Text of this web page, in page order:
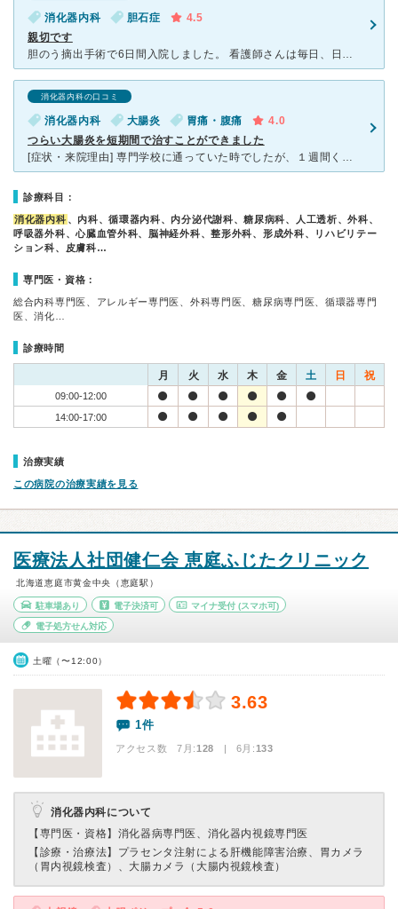
消化器内科 胆石症
4.5
親切です
胆のう摘出手術で6日間入院しました。 看護師さんは毎日、日中担当や夜間担当の挨拶を１人１人にしてくれます。親身になって痛みはないですか？など身体の調子も聞いて下さるので、何かあると話しやすいです。
消化器内科の口コミ
消化器内科 大腸炎 胃痛・腹痛
4.0
つらい大腸炎を短期間で治すことができました
[症状・来院理由] 専門学校に通っていた時でしたが、１週間くらいつらい腹痛が続いていました。 学校に行くこともできずに、自宅で療養していましたが、病院に行った日は夜中に寝られないくらいの腹痛が襲っ
診療科目：
消化器内科 、内科、循環器内科、内分泌代謝科、糖尿病科、人工透析、外科、
呼吸器外科、心臓血管外科、脳神経外科、整形外科、形成外科、リハビリテー
ション科、皮膚科…
専門医・資格：
総合内科専門医、アレルギー専門医、外科専門医、糖尿病専門医、循環器専門
医、消化…
診療時間
月 火 水 木 金 土 日 祝
09:00-12:00
14:00-17:00
治療実績
この病院の治療実績を見る
医療法人社団健仁会 恵庭ふじたクリニック
北海道恵庭市黄金中央（恵庭駅）
駐車場あり 電子決済可 マイナ受付 (スマホ可)
電子処方せん対応
土曜（〜12:00）
3.63
1件
アクセス数 7月:128 | 6月:133
消化器内科について
【専門医・資格】 消化器病専門医、消化器内視鏡専門医
【診療・治療法】 プラセンタ注射による肝機能障害治療、胃カメラ
（胃内視鏡検査）、大腸カメラ（大腸内視鏡検査）